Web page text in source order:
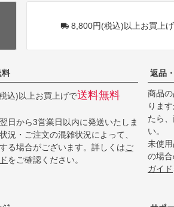
8,800円(税込)以上お買上
料
込)以上お買上げで送料無料
日から3営業日以内に発送いたしま
況・ご注文の混雑状況によって、
る場合がございます。詳しくはご
をご確認ください。
返品
商品
りま
たら
い。
未使
の場
ガイド